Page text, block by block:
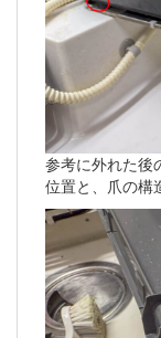
参考に外れた後
位置と、爪の構